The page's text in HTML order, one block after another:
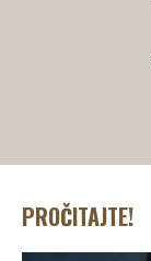
PROČITAJTE!